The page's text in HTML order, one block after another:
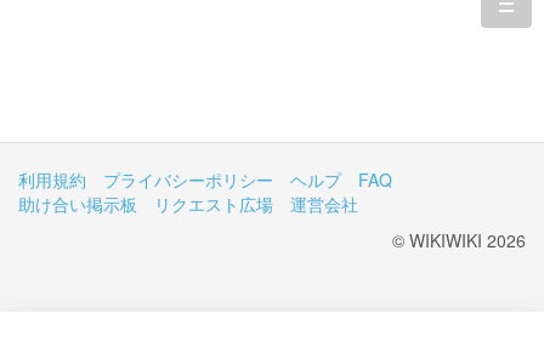
利用規約 プライバシーポリシー ヘルプ
FAQ
助け合い掲示板
リクエスト広場
運営会社
© WIKIWIKI 2026